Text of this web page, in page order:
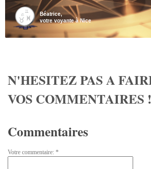
Béatrice,
votre voyante à Nice
N'HESITEZ PAS A
VOS COMMENTAIRES !
Commentaires
Votre commentaire: *